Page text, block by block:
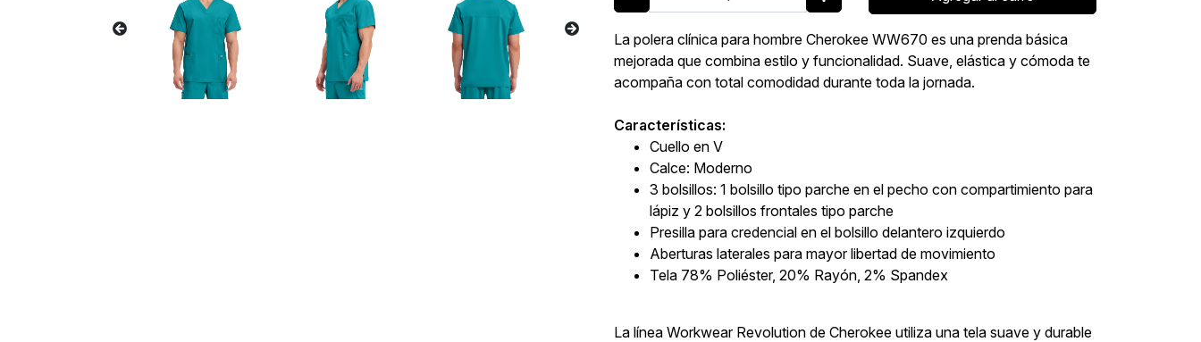
La polera clínica para hombre Cherokee WW670 es una prenda básica
mejorada que combina estilo y funcionalidad. Suave, elástica y cómoda te
acompaña con total comodidad durante toda la jornada.
Características:
Cuello en V
Calce: Moderno
3 bolsillos: 1 bolsillo tipo parche en el pecho con compartimiento para
lápiz y 2 bolsillos frontales tipo parche
Presilla para credencial en el bolsillo delantero izquierdo
Aberturas laterales para mayor libertad de movimiento
Tela 78% Poliéster, 20% Rayón, 2% Spandex
La línea Workwear Revolution de Cherokee utiliza una tela suave y durable